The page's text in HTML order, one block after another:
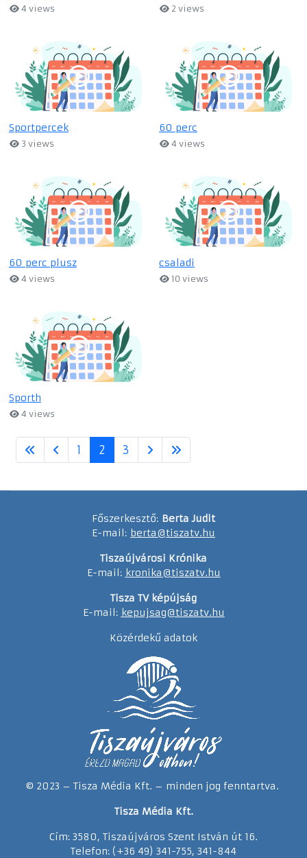
4 views 2 views
Sportpercek
3 views
60 perc
4 views
60 perc plusz
4 views
csaladi
10 views
Sporth
4 views
1 2 3
Főszerkesztő: Berta Judit
E-mail: berta@tiszatv.hu
Tiszaújvárosi Krónika
E-mail: kronika@tiszatv.hu
Tisza TV képújság
E-mail: kepujsag@tiszatv.hu
Közérdekű adatok
© 2023 – Tisza Média Kft. – minden jog fenntartva.
Tisza Média Kft.
Cím: 3580, Tiszaújváros Szent István út 16.
Telefon: (+36 49) 341-755, 341-844